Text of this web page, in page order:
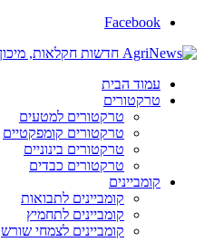
Facebook
עמוד הבית
טרקטורים
טרקטורים למטעים
טרקטורים קומפקטיים
טרקטורים בינוניים
טרקטורים כבדים
קומביינים
קומביינים לתבואות
קומביינים לתחמיץ
קומביינים לצמחי שורש